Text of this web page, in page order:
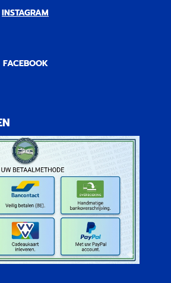
INSTAGRAM
FACEBOOK